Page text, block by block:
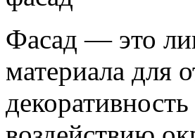
Фасад — это
материала для